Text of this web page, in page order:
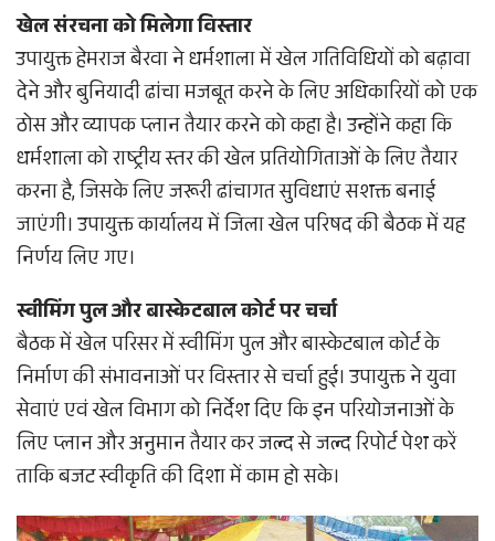
खेल संरचना को मिलेगा विस्तार
उपायुक्त हेमराज बैरवा ने धर्मशाला में खेल गतिविधियों को बढ़ावा
देने और बुनियादी ढांचा मजबूत करने के लिए अधिकारियों को एक
ठोस और व्यापक प्लान तैयार करने को कहा है। उन्होंने कहा कि
धर्मशाला को राष्ट्रीय स्तर की खेल प्रतियोगिताओं के लिए तैयार
करना है, जिसके लिए जरूरी ढांचागत सुविधाएं सशक्त बनाई
जाएंगी। उपायुक्त कार्यालय में जिला खेल परिषद की बैठक में यह
निर्णय लिए गए।
स्वीमिंग पुल और बास्केटबाल कोर्ट पर चर्चा
बैठक में खेल परिसर में स्वीमिंग पुल और बास्केटबाल कोर्ट के
निर्माण की संभावनाओं पर विस्तार से चर्चा हुई। उपायुक्त ने युवा
सेवाएं एवं खेल विभाग को निर्देश दिए कि इन परियोजनाओं के
लिए प्लान और अनुमान तैयार कर जल्द से जल्द रिपोर्ट पेश करें
ताकि बजट स्वीकृति की दिशा में काम हो सके।